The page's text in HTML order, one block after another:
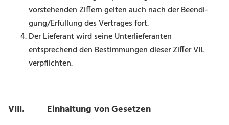
vorstehenden Ziffern gelten auch nach der Beendi­
gung/Erfüllung des Vertrages fort.
Der Lieferant wird seine Unterlieferanten
entsprechend den Bestimmungen dieser Ziffer VII.
verpflichten.
VIII. Einhaltung von Gesetzen